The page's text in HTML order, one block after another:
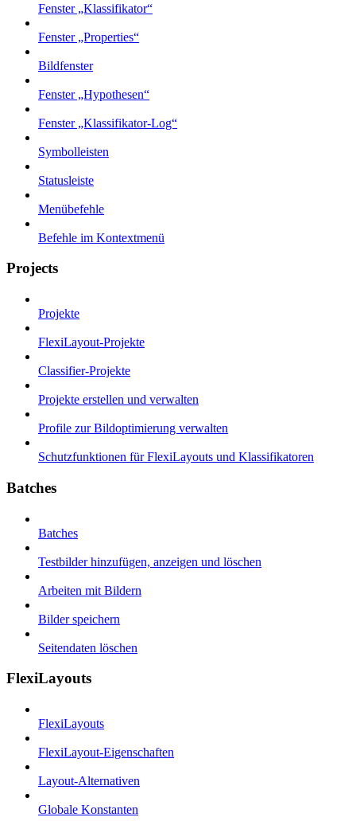
Fenster „Klassifikator“
Fenster „Properties“
Bildfenster
Fenster „Hypothesen“
Fenster „Klassifikator-Log“
Symbolleisten
Statusleiste
Menübefehle
Befehle im Kontextmenü
Projects
Projekte
FlexiLayout-Projekte
Classifier-Projekte
Projekte erstellen und verwalten
Profile zur Bildoptimierung verwalten
Schutzfunktionen für FlexiLayouts und Klassifikatoren
Batches
Batches
Testbilder hinzufügen, anzeigen und löschen
Arbeiten mit Bildern
Bilder speichern
Seitendaten löschen
FlexiLayouts
FlexiLayouts
FlexiLayout-Eigenschaften
Layout-Alternativen
Globale Konstanten